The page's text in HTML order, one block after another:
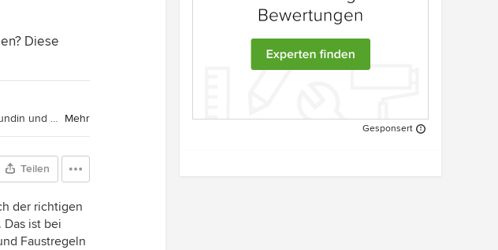
Diese
Houzz-Contributor. Kreative Einrichtungsberaterin. Bloggerin, Baumarkt-Stammkundin und DIY-Expertin. Mutter zweier Töchter und stolze Besitzerin eines sehr alten Wohnwagens mit Vorliebe für Schlichtes, Schönes und Skandinavien. Mehr
Teilen
der richtigen
ist bei
Faustregeln
Gesponsert